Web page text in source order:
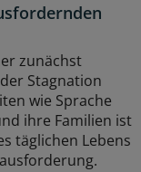
zunächst
Stagnation
wie Sprache
ihre Familien ist
täglichen Lebens